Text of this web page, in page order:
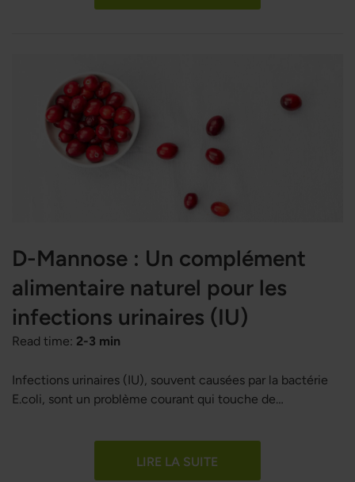
D-Mannose : Un complément
alimentaire naturel pour les
infections urinaires (IU)
Read time: 2-3 min
Infections urinaires (IU), souvent causées par la bactérie
E.coli, sont un problème courant qui touche de
fréquemment utilisés pour traiter ces infections, l’intérêt
LIRE LA SUITE